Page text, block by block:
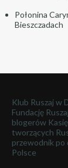
Połonina
Bieszczadach
Klub Ruszaj w
Fundację
blogerów
tworzących
przewodnik po
Polsce